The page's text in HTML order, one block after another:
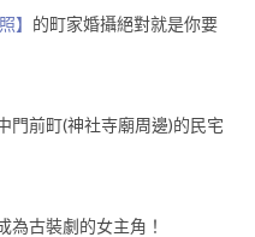
】 的町家婚攝絕對就是你要
門前町(神社寺廟周邊)的民宅
為古裝劇的女主角！